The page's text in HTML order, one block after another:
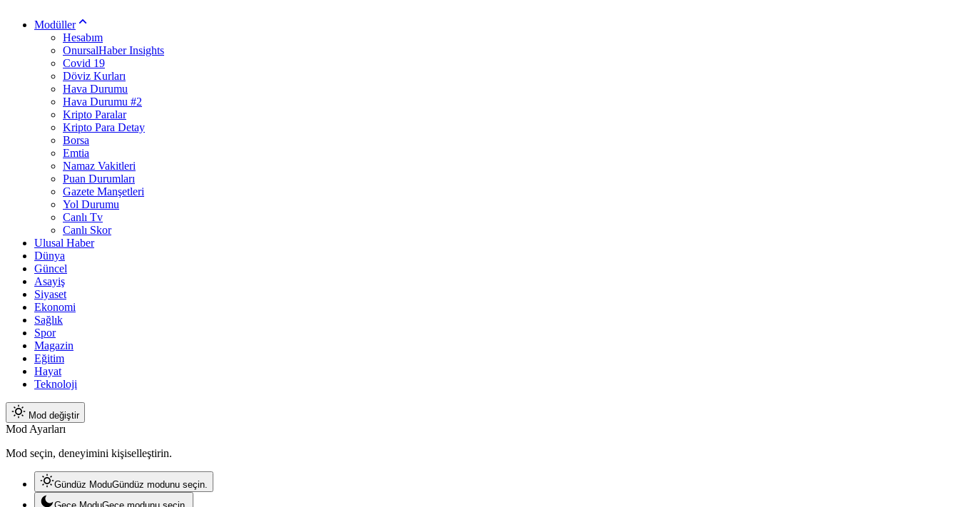
Modüller
Hesabım
OnursalHaber Insights
Covid 19
Döviz Kurları
Hava Durumu
Hava Durumu #2
Kripto Paralar
Kripto Para Detay
Borsa
Emtia
Namaz Vakitleri
Puan Durumları
Gazete Manşetleri
Yol Durumu
Canlı Tv
Canlı Skor
Ulusal Haber
Dünya
Güncel
Asayiş
Siyaset
Ekonomi
Sağlık
Spor
Magazin
Eğitim
Hayat
Teknoloji
Mod değiştir
Mod Ayarları
Mod seçin, deneyimini kişiselleştirin.
Gündüz ModuGündüz modunu seçin.